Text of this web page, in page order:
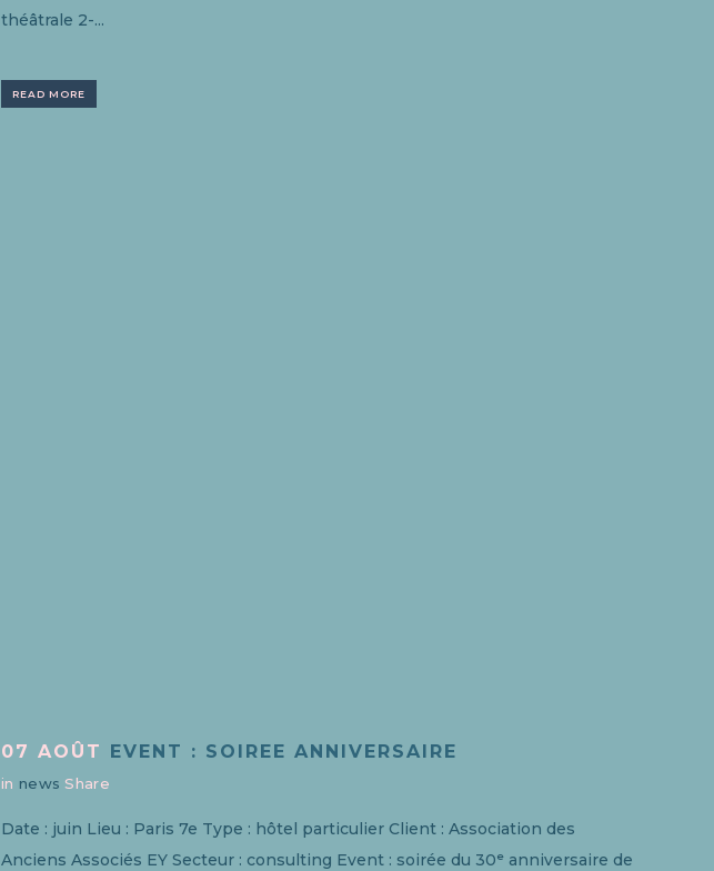
théâtrale 2-...
READ MORE
07 AOÛT EVENT : SOIREE ANNIVERSAIRE
in news Share
Date : juin Lieu : Paris 7e Type : hôtel particulier Client : Association des
Anciens Associés EY Secteur : consulting Event : soirée du 30ᵉ anniversaire de